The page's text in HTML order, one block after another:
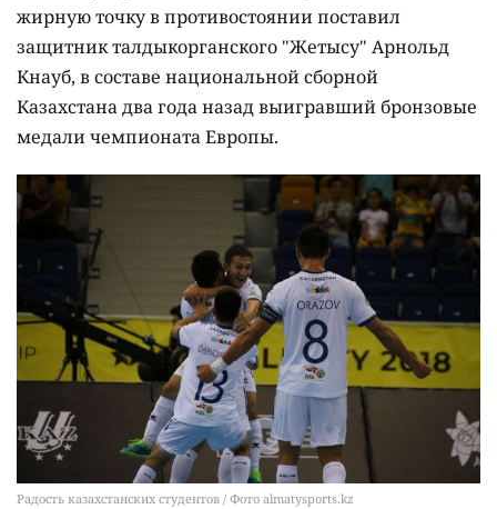
жирную точку в противостоянии поставил
защитник талдыкорганского "Жетысу" Арнольд
Кнауб, в составе национальной сборной
Казахстана два года назад выигравший бронзовые
медали чемпионата Европы.
Радость казахстанских студентов / Фото almatysports.kz